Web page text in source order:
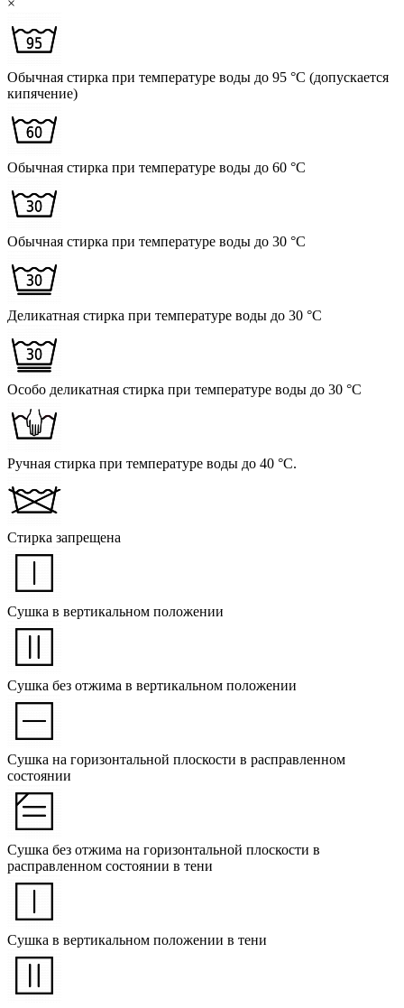
Обычная стирка при температуре воды до 95 °C (допускается
кипячение)
Обычная стирка при температуре воды до 60 °C
Обычная стирка при температуре воды до 30 °C
Деликатная стирка при температуре воды до 30 °C
Особо деликатная стирка при температуре воды до 30 °C
Ручная стирка при температуре воды до 40 °C.
Стирка запрещена
Сушка в вертикальном положении
Сушка без отжима в вертикальном положении
Сушка на горизонтальной плоскости в расправленном
состоянии
Сушка без отжима на горизонтальной плоскости в
расправленном состоянии в тени
Сушка в вертикальном положении в тени